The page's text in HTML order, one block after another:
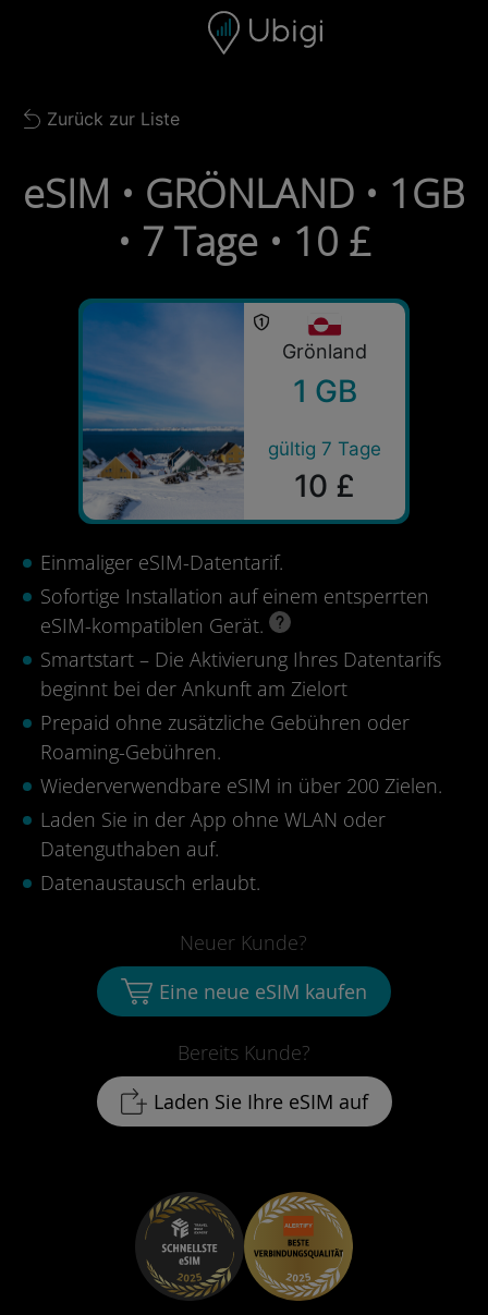
Navigationsleiste Fußzeile
Back to list
Zurück zur Liste
eSIM • GRÖNLAND • 1GB
• 7 Tage • 10 £
Grönland
1 GB
gültig 7 Tage
10 £
Einmaliger eSIM-Datentarif.
Sofortige Installation auf einem entsperrten
eSIM-kompatiblen Gerät.
Smartstart – Die Aktivierung Ihres Datentarifs
beginnt bei der Ankunft am Zielort
Prepaid ohne zusätzliche Gebühren oder
Roaming-Gebühren.
Wiederverwendbare eSIM in über 200 Zielen.
Laden Sie in der App ohne WLAN oder
Datenguthaben auf.
Datenaustausch erlaubt.
Bereits Kunde?
Laden Sie Ihre eSIM auf
Neuer Kunde?
Eine neue eSIM kaufen